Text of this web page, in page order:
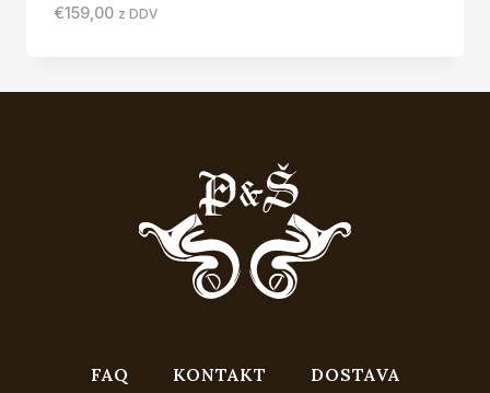
€159,00 z DDV
FAQ KONTAKT DOSTAVA